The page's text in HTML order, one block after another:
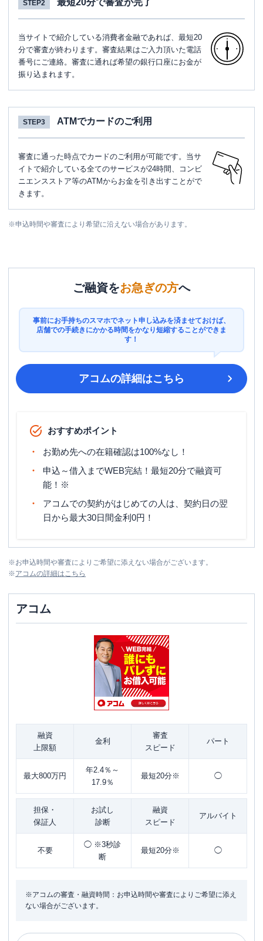
STEP2 最短20分で審査が完了
当サイトで紹介している消費者金融であれば、最短20
分で審査が終わります。審査結果はご入力頂いた電話
番号にご連絡。審査に通れば希望の銀行口座にお金が
振り込まれます。
STEP3 ATMでカードのご利用
審査に通った時点でカードのご利用が可能です。当サ
イトで紹介している全てのサービスが24時間、コンビ
ニエンスストア等のATMからお金を引き出すことがで
きます。
※申込時間や審査により希望に沿えない場合があります。
ご融資をお急ぎの方へ
事前にお手持ちのスマホでネット申し込みを済ませておけば、
店舗での手続きにかかる時間をかなり短縮することができま
す！
アコムの詳細はこちら
おすすめポイント
お勤め先への在籍確認は100%なし！
申込～借入までWEB完結！最短20分で融資可
能！※
アコムでの契約がはじめての人は、契約日の翌
日から最大30日間金利0円！
※お申込時間や審査によりご希望に添えない場合がございます。
※アコムの詳細はこちら
アコム
融資
上限額
金利
審査
スピード
パート
最大800万円
年2.4％～
17.9％
最短20分※ ◯
担保・
保証人
お試し
診断
融資
スピード
アルバイト
不要
◯ ※3秒診
断
最短20分※ ◯
※アコムの審査・融資時間：お申込時間や審査によりご希望に添え
ない場合がございます。